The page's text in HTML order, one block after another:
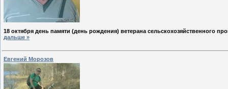
18 октября день памяти (день рождения) ветерана сельскохозяйственного
дальше »
Евгений Морозов